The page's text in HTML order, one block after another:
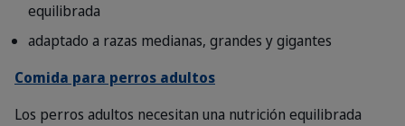
equilibrada
adaptado a razas medianas, grandes y gigantes
Comida para perros adultos
Los perros adultos necesitan una nutrición equilibrada